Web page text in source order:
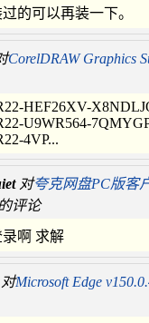
的可以再装一下。
CorelDRAW Graphics
HEF26XV-
U9WR564-
4VP...
对夸克网盘PC版客
评论
啊 求解
对Microsoft Edge